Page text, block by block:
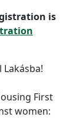
is
Lakásba!
First
women: